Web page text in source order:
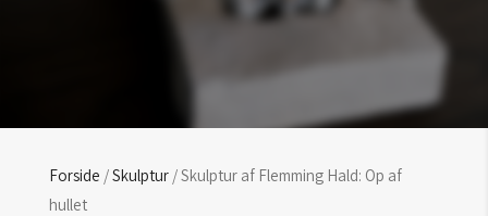
Forside /Skulptur/ Skulptur af Flemming Hald: Op af
hullet